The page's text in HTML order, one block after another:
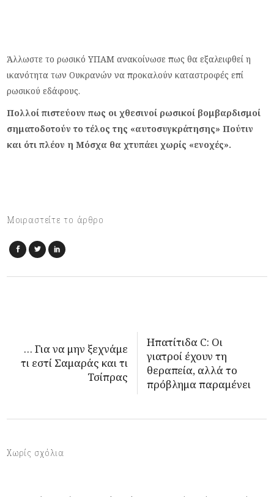
Άλλωστε το ρωσικό ΥΠΑΜ ανακοίνωσε πως θα εξαλειφθεί η
ικανότητα των Ουκρανών να προκαλούν καταστροφές επί
ρωσικού εδάφους.
Πολλοί πιστεύουν πως οι χθεσινοί ρωσικοί βομβαρδισμοί
σηματοδοτούν το τέλος της «αυτοσυγκράτησης» Πούτιν
και ότι πλέον η Μόσχα θα χτυπάει χωρίς «ενοχές».
Μοιραστείτε το άρθρο
… Για να μην ξεχνάμε
τι εστί Σαμαράς και τι
Τσίπρας
Ηπατίτιδα C: Οι
γιατροί έχουν τη
θεραπεία, αλλά το
πρόβλημα παραμένει
Χωρίς σχόλια